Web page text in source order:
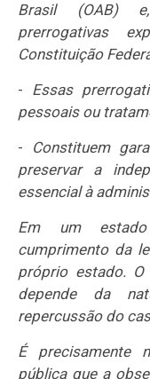
Brasil (OAB)
prerrogativas
Constituição
- Essas
pessoais ou
- Constituem
preservar a
essencial à
Em um
cumprimento da
próprio estado.
depende da
repercussão do
É precisamente
pública que a